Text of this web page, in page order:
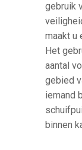
gebruik
maakt u
Het
aantal
gebied
iemand
binnen